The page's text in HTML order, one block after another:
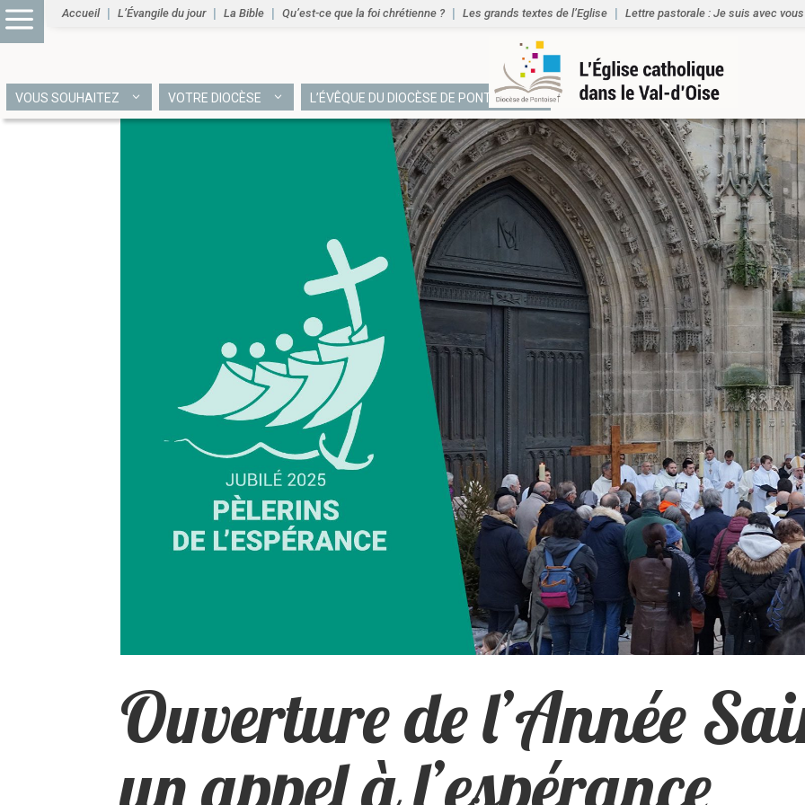
Accueil L’Évangile du jour La Bible Qu’est-ce que la foi chrétienne ? Les grands textes de l’Eglise Lettre pastorale : Je suis avec vous
VOUS SOUHAITEZ VOTRE DIOCÈSE L’ÉVÊQUE DU DIOCÈSE DE PONTOISE
Ouverture de l’Année
un appel à l’espérance